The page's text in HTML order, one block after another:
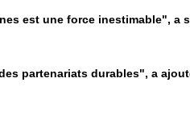
est une force inestimable", a
partenariats durables", a